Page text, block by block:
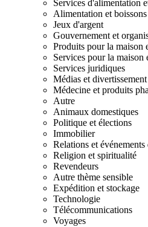
Services d'alimentation
Alimentation et boissons
Jeux d'argent
Gouvernement et
Produits pour la maison
Services pour la maison
Services juridiques
Médias et divertissement
Médecine et produits
Autre
Animaux domestiques
Politique et élections
Immobilier
Relations et
Religion et spiritualité
Revendeurs
Autre thème sensible
Expédition et stockage
Technologie
Télécommunications
Voyages